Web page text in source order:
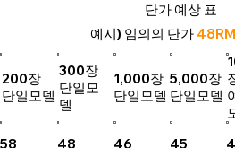
단가 예상 표
예시) 임의의 단가
5,000장
단일모델
300장
단일모
델
200장
단일모델
1,000장
단일모델
45
48
58
46